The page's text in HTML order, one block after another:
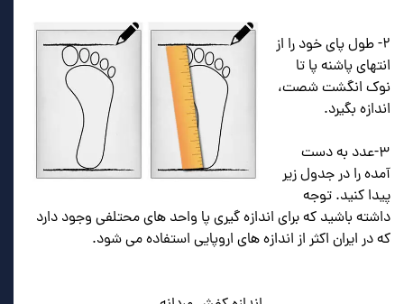
۲- طول پای خود را از
انتهای پاشنه پا تا
نوک انگشت شصت،
اندازه بگیرد.
۳-عدد به دست
آمده را در جدول زیر
پیدا کنید. توجه
داشته باشید که برای اندازه گیری پا واحد های محتلفی وجود دارد
که در ایران اکثر از اندازه های اروپایی استفاده می شود.